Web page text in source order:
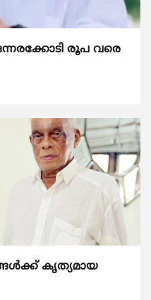
രൂപ വരെ
കൃത്യമായ